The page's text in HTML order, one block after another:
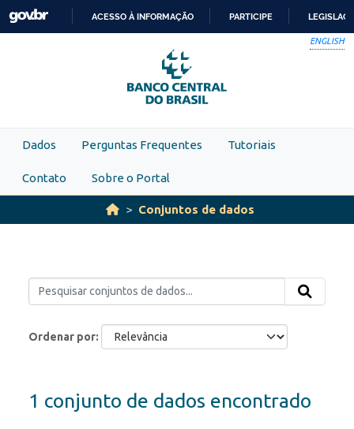
Skip to main content
PARA
O
CONTEÚDO
ACESSO À INFORMAÇÃO PARTICIPE
ENGLISH
Dados Perguntas Frequentes Tutoriais
Contato Sobre o Portal
Conjuntos de dados
Ordenar por
1 conjunto de dados encontrado